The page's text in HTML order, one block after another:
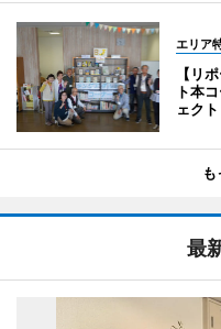
エリア
【リ
ト本
ェクト
も
最